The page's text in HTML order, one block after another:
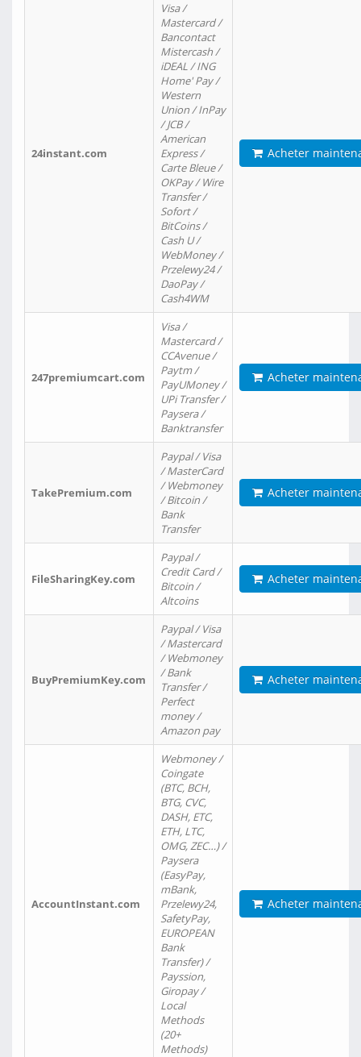
24instant.com
Visa /
Mastercard /
Bancontact
Mistercash /
iDEAL / ING
Home' Pay /
Western
Union / InPay
/ JCB /
American
Express /
Carte Bleue /
OKPay / Wire
Transfer /
Sofort /
BitCoins /
Cash U /
WebMoney /
Przelewy24 /
DaoPay /
Cash4WM
Acheter
247premiumcart.com
Visa /
Mastercard /
CCAvenue /
Paytm /
PayUMoney /
UPi Transfer /
Paysera /
Banktransfer
Acheter
TakePremium.com
Paypal / Visa
/ MasterCard
/ Webmoney
/ Bitcoin /
Bank
Transfer
Acheter
FileSharingKey.com
Paypal /
Credit Card /
Bitcoin /
Altcoins
Acheter
BuyPremiumKey.com
Paypal / Visa
/ Mastercard
/ Webmoney
/ Bank
Transfer /
Perfect
money /
Amazon pay
Acheter
AccountInstant.com
Webmoney /
Coingate
(BTC, BCH,
BTG, CVC,
DASH, ETC,
ETH, LTC,
OMG, ZEC…) /
Paysera
(EasyPay,
mBank,
Przelewy24,
SafetyPay,
EUROPEAN
Bank
Transfer) /
Payssion,
Giropay /
Local
Methods
(20+
Methods)
Acheter